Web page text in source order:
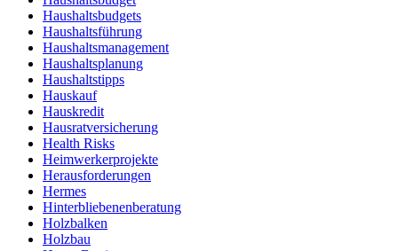
Haushaltsbudgets
Haushaltsführung
Haushaltsmanagement
Haushaltsplanung
Haushaltstipps
Hauskauf
Hauskredit
Hausratversicherung
Health Risks
Heimwerkerprojekte
Herausforderungen
Hermes
Hinterbliebenenberatung
Holzbalken
Holzbau